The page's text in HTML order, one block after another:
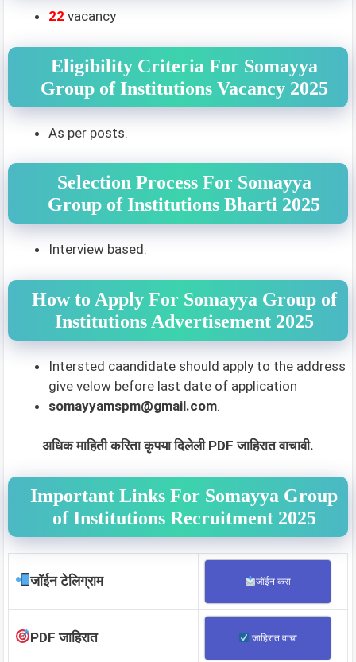
22 vacancy
Eligibility Criteria For Somayya
Group of Institutions Vacancy 2025
As per posts.
Selection Process For Somayya
Group of Institutions Bharti 2025
Interview based.
How to Apply For Somayya Group of
Institutions Advertisement 2025
Intersted caandidate should apply to the address
give velow before last date of application
somayyamspm@gmail.com.
अधिक माहिती करिता कृपया दिलेली PDF जाहिरात वाचावी.
Important Links For Somayya Group
of Institutions Recruitment 2025
जॉईन टेलिग्राम जॉईन करा
PDF जाहिरात जाहिरात वाचा